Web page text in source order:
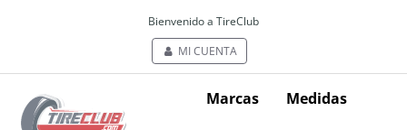
Bienvenido a TireClub
MI CUENTA
Marcas Medidas